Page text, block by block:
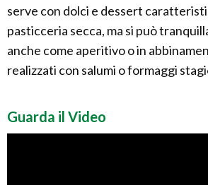
serve con dolci e dessert
pasticceria secca, ma si può
anche come aperitivo o in
realizzati con salumi o formaggi
Guarda il Video